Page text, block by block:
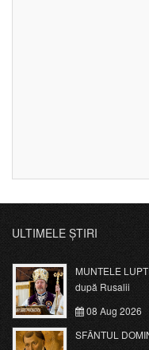
ULTIMELE ȘTIRI
MUNTELE
după Rusalii
08 Aug 2026
SFÂNTUL